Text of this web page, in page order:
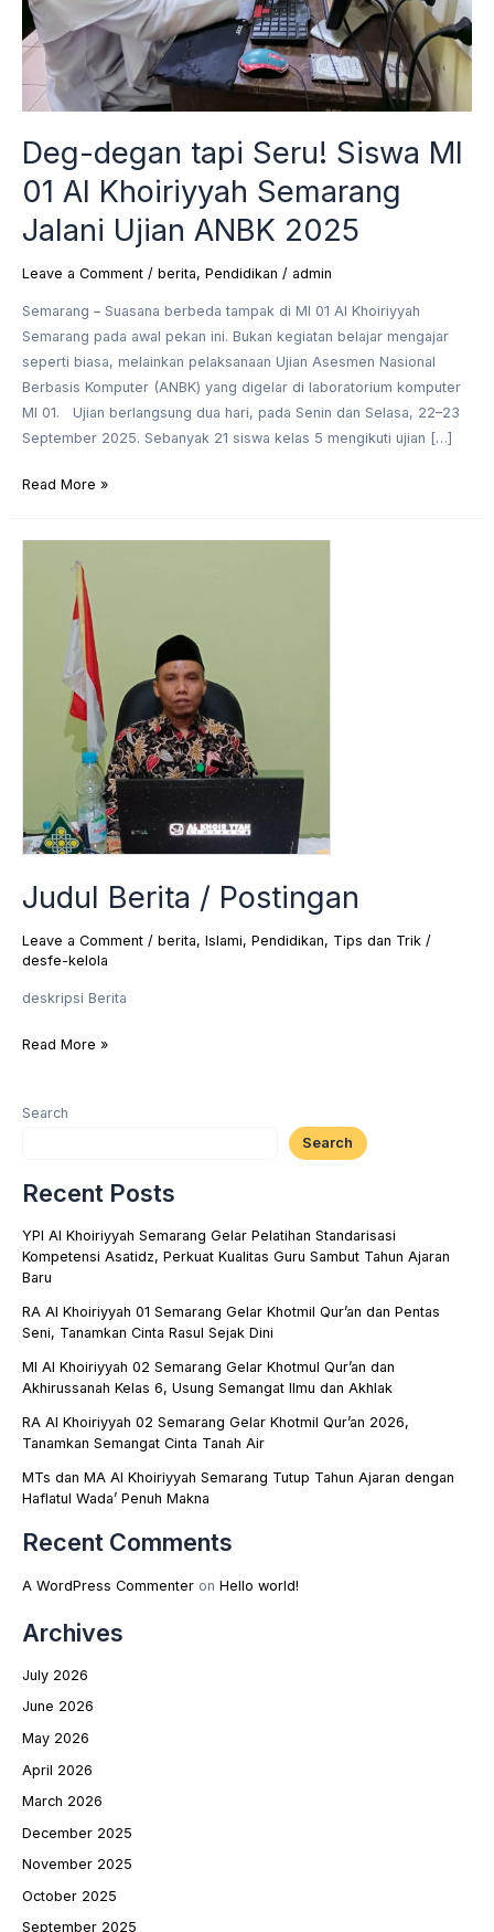
Deg-degan tapi Seru! Siswa MI
01 Al Khoiriyyah Semarang
Jalani Ujian ANBK 2025
Leave a Comment / berita, Pendidikan / admin
Semarang – Suasana berbeda tampak di MI 01 Al Khoiriyyah
Semarang pada awal pekan ini. Bukan kegiatan belajar mengajar
seperti biasa, melainkan pelaksanaan Ujian Asesmen Nasional
Berbasis Komputer (ANBK) yang digelar di laboratorium komputer
MI 01. Ujian berlangsung dua hari, pada Senin dan Selasa, 22–23
September 2025. Sebanyak 21 siswa kelas 5 mengikuti ujian […]
Semarang
Jalani
Ujian
ANBK
2025
Read More »
Judul Berita / Postingan
Leave a Comment / berita, Islami, Pendidikan, Tips dan Trik/
desfe-kelola
deskripsi Berita
Postingan
Read More »
Search
Search
Recent Posts
YPI Al Khoiriyyah Semarang Gelar Pelatihan Standarisasi
Kompetensi Asatidz, Perkuat Kualitas Guru Sambut Tahun Ajaran
Baru
RA Al Khoiriyyah 01 Semarang Gelar Khotmil Qur’an dan Pentas
Seni, Tanamkan Cinta Rasul Sejak Dini
MI Al Khoiriyyah 02 Semarang Gelar Khotmul Qur’an dan
Akhirussanah Kelas 6, Usung Semangat Ilmu dan Akhlak
RA Al Khoiriyyah 02 Semarang Gelar Khotmil Qur’an 2026,
Tanamkan Semangat Cinta Tanah Air
MTs dan MA Al Khoiriyyah Semarang Tutup Tahun Ajaran dengan
Haflatul Wada’ Penuh Makna
Recent Comments
A WordPress Commenteron Hello world!
Archives
July 2026
June 2026
May 2026
April 2026
March 2026
December 2025
November 2025
October 2025
September 2025